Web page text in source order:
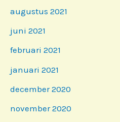
augustus 2021
juni 2021
februari 2021
januari 2021
december 2020
november 2020